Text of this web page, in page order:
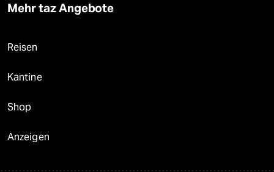
Mehr taz Angebote
Reisen
Kantine
Shop
Anzeigen